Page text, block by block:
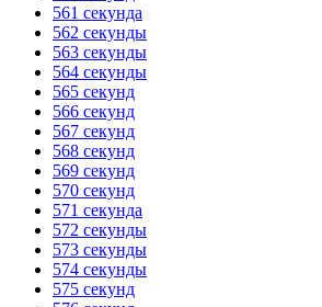
561 секунда
562 секунды
563 секунды
564 секунды
565 секунд
566 секунд
567 секунд
568 секунд
569 секунд
570 секунд
571 секунда
572 секунды
573 секунды
574 секунды
575 секунд